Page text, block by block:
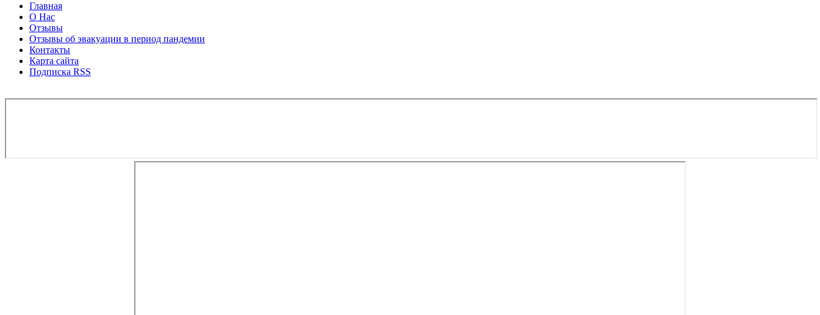
Главная
О Нас
Отзывы
Отзывы об эвакуации в период пандемии
Контакты
Карта сайта
Подписка RSS